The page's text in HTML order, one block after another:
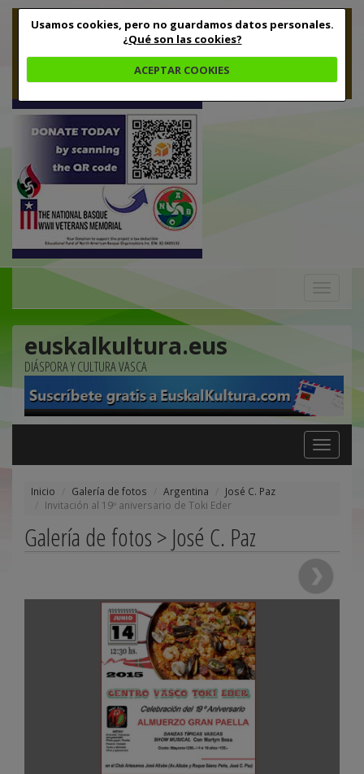
Usamos cookies, pero no guardamos datos personales.
¿Qué son las cookies?
ACEPTAR COOKIES
euskalkultura.eus
DIÁSPORA Y CULTURA VASCA
Toggle
navigation
Inicio Galería de fotos Argentina
José C. Paz
Invitación al 19º aniversario de Toki Eder
Galería de fotos > José C. Paz